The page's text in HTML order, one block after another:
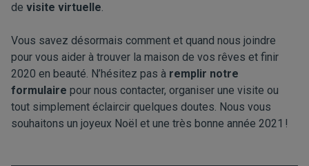
de visite virtuelle.
Vous savez désormais comment et quand nous joindre
pour vous aider à trouver la maison de vos rêves et finir
2020 en beauté. N’hésitez pas à remplir notre
formulaire pour nous contacter, organiser une visite ou
tout simplement éclaircir quelques doutes. Nous vous
souhaitons un joyeux Noël et une très bonne année 2021 !